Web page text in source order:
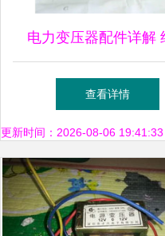
电力变压器配件详解
子、瓷瓶与套管压盖帽
与选择指南
查看详情
更新时间：2026-08-06 19:41:33